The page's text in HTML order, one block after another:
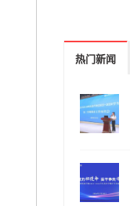
热门新闻